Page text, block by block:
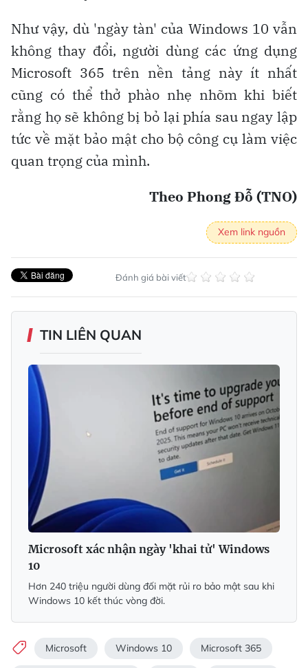
Như vậy, dù 'ngày tàn' của Windows 10 vẫn
không thay đổi, người dùng các ứng dụng
Microsoft 365 trên nền tảng này ít nhất
cũng có thể thở phào nhẹ nhõm khi biết
rằng họ sẽ không bị bỏ lại phía sau ngay lập
tức về mặt bảo mật cho bộ công cụ làm việc
quan trọng của mình.
Theo Phong Đỗ (TNO)
Xem link nguồn
Đánh giá bài viết
TIN LIÊN QUAN
Microsoft xác nhận ngày 'khai tử' Windows
10
Hơn 240 triệu người dùng đối mặt rủi ro bảo mật sau khi
Windows 10 kết thúc vòng đời.
Microsoft Windows 10 Microsoft 365